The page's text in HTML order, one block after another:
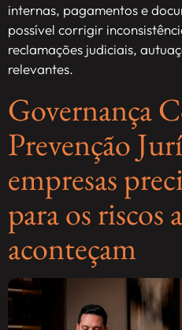
internas, pagamentos e
possível corrigir
reclamações judiciais,
relevantes.
Governança
Prevenção
empresas
para os riscos
aconteçam